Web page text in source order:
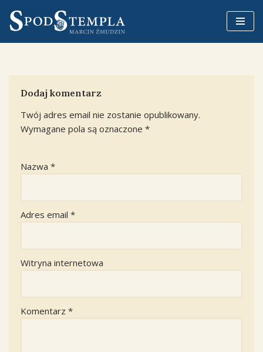
Przejdź
do
Dodaj komentarz
Twój adres email nie zostanie opublikowany.
Wymagane pola są oznaczone *
Nazwa *
Adres email *
Witryna internetowa
Komentarz *